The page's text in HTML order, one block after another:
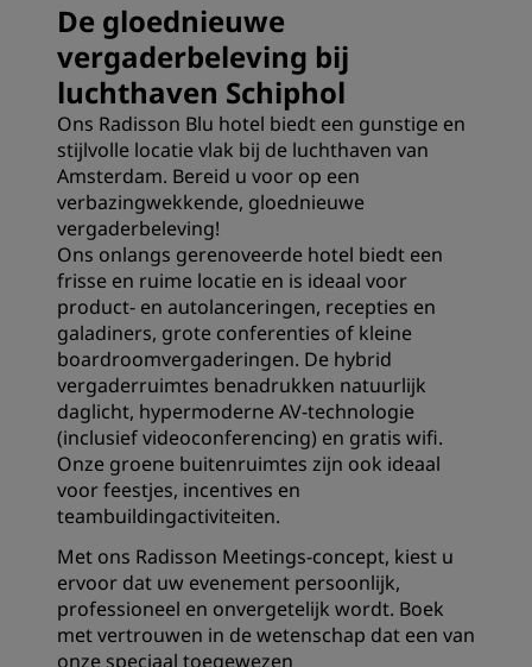
De gloednieuwe
vergaderbeleving bij
luchthaven Schiphol
Ons Radisson Blu hotel biedt een gunstige en
stijlvolle locatie vlak bij de luchthaven van
Amsterdam. Bereid u voor op een
verbazingwekkende, gloednieuwe
vergaderbeleving!
Ons onlangs gerenoveerde hotel biedt een
frisse en ruime locatie en is ideaal voor
product- en autolanceringen, recepties en
galadiners, grote conferenties of kleine
boardroomvergaderingen. De hybrid
vergaderruimtes benadrukken natuurlijk
daglicht, hypermoderne AV-technologie
(inclusief videoconferencing) en gratis wifi.
Onze groene buitenruimtes zijn ook ideaal
voor feestjes, incentives en
teambuildingactiviteiten.
Met ons Radisson Meetings-concept, kiest u
ervoor dat uw evenement persoonlijk,
professioneel en onvergetelijk wordt. Boek
met vertrouwen in de wetenschap dat een van
onze speciaal toegewezen